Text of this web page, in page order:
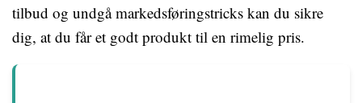
tilbud og undgå markedsføringstricks kan du sikre
dig, at du får et godt produkt til en rimelig pris.